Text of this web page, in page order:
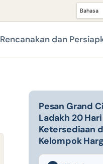
Rencanakan dan
Pesan Grand
Ladakh 20
Ketersediaan
Kelompok